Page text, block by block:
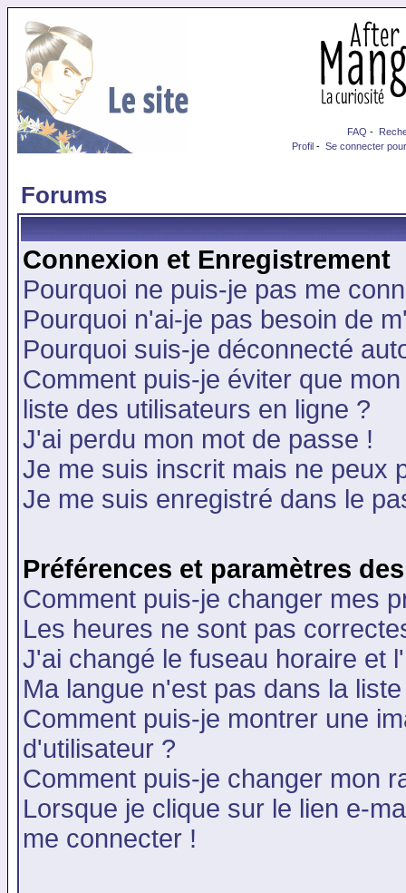
FAQ -
Profil - Se connecter
Forums
Connexion et Enregistrement
Pourquoi ne puis-je pas me
Pourquoi n'ai-je pas besoin de
Pourquoi suis-je déconnecté
Comment puis-je éviter que
liste des utilisateurs en ligne ?
J'ai perdu mon mot de passe !
Je me suis inscrit mais ne peux
Je me suis enregistré dans le
Préférences et paramètres
Comment puis-je changer mes
Les heures ne sont pas
J'ai changé le fuseau horaire et
Ma langue n'est pas dans la
Comment puis-je montrer une
d'utilisateur ?
Comment puis-je changer mon
Lorsque je clique sur le lien e-
me connecter !